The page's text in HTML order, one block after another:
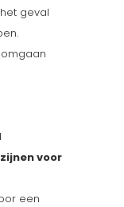
geval
voor
een